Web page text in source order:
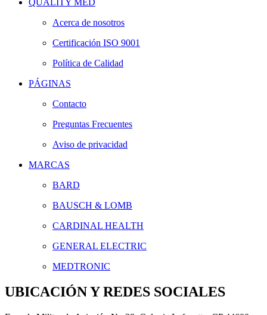
Acerca de nosotros
Certificación ISO 9001
Política de Calidad
PÁGINAS
Contacto
Preguntas Frecuentes
Aviso de privacidad
MARCAS
BARD
BAUSCH & LOMB
CARDINAL HEALTH
GENERAL ELECTRIC
MEDTRONIC
UBICACIÓN Y REDES SOCIALES